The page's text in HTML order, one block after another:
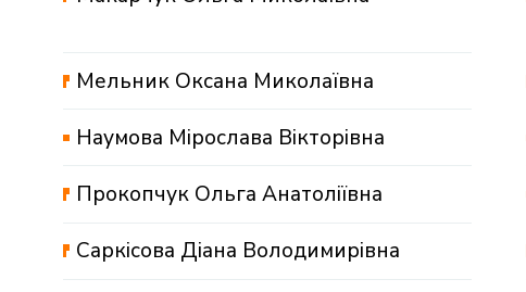
Мельник Оксана Миколаївна
Наумова Мірослава Вікторівна
Прокопчук Ольга Анатоліївна
Саркісова Діана Володимирівна